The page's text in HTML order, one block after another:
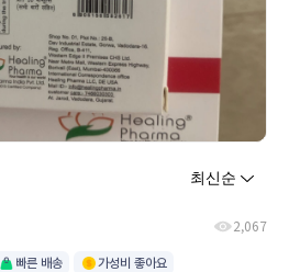
2,067
빠른 배송 가성비 좋아요